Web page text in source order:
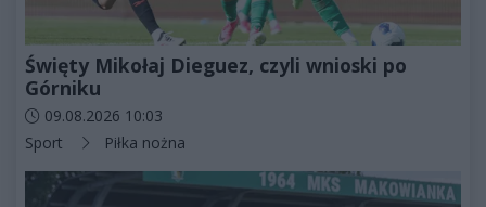
Święty Mikołaj Dieguez, czyli wnioski po
Górniku
Data dodania artykułu:
09.08.2026 10:03
Kategorie artykułu:
Sport Piłka nożna